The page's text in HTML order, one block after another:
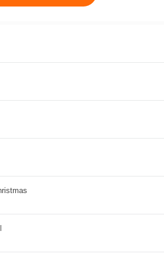
All the BEST!! 1999-2019」は2019
規模となるツアー動員数を記録。
ぶりとなる新曲「Five」をリリー
(Masaki Aiba,
Satoshi Ohno, and Sho
artist group. Formed in
they debuted with the single
same year. They have
in Japan and have accrued
best album "5x20 All the BEST!!
record for best-selling album, and
14 million attendees to-date; with
tour setting the record for the
entertainment history. Their
4, 2026 as their first new track
。